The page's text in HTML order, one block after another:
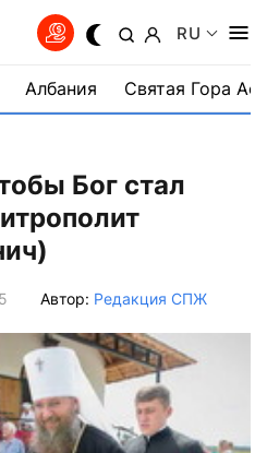
RU
Албания Святая Гора
Бог стал
Автор: Редакция СПЖ